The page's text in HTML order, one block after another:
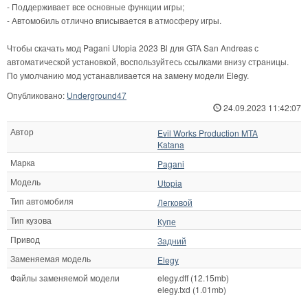
- Поддерживает все основные функции игры;
- Автомобиль отлично вписывается в атмосферу игры.
Чтобы скачать мод Pagani Utopia 2023 Bl для GTA San Andreas с
автоматической установкой, воспользуйтесь ссылками внизу страницы.
По умолчанию мод устанавливается на замену модели Elegy.
Опубликовано: Underground47
24.09.2023 11:42:07
Автор
Evil Works Production MTA
Katana
Марка
Pagani
Модель
Utopia
Тип автомобиля
Легковой
Тип кузова
Купе
Привод
Задний
Заменяемая модель
Elegy
Файлы заменяемой модели
elegy.dff (12.15mb)
elegy.txd (1.01mb)